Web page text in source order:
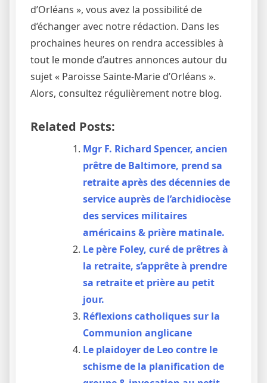
d’Orléans », vous avez la possibilité de
d’échanger avec notre rédaction. Dans les
prochaines heures on rendra accessibles à
tout le monde d’autres annonces autour du
sujet « Paroisse Sainte-Marie d’Orléans ».
Alors, consultez régulièrement notre blog.
Related Posts:
Mgr F. Richard Spencer, ancien
prêtre de Baltimore, prend sa
retraite après des décennies de
service auprès de l’archidiocèse
des services militaires
américains & prière matinale.
Le père Foley, curé de prêtres à
la retraite, s’apprête à prendre
sa retraite et prière au petit
jour.
Réflexions catholiques sur la
Communion anglicane
Le plaidoyer de Leo contre le
schisme de la planification de